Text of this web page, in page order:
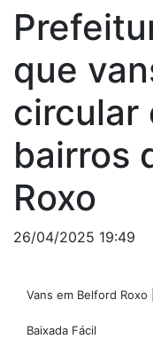
que
circular
bairros
Roxo
26/04/2025 19:49
Vans em Belford Roxo
Baixada Fácil